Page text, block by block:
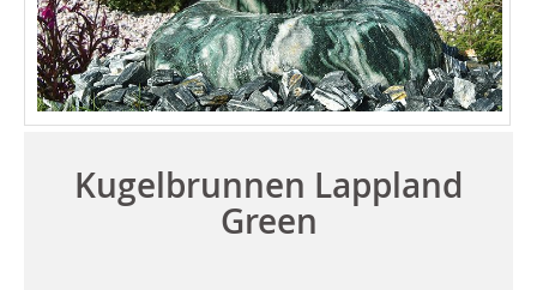
Kugelbrunnen Lappland
Green